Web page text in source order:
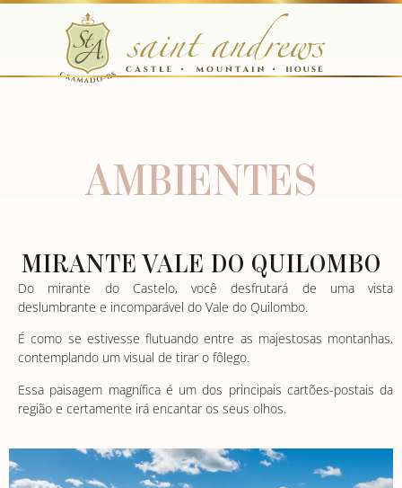
AMBIENTES
MIRANTE VALE DO QUILOMBO
Do mirante do Castelo, você desfrutará de uma vista
deslumbrante e incomparável do Vale do Quilombo.
É como se estivesse flutuando entre as majestosas montanhas,
contemplando um visual de tirar o fôlego.
Essa paisagem magnífica é um dos principais cartões-postais da
região e certamente irá encantar os seus olhos.